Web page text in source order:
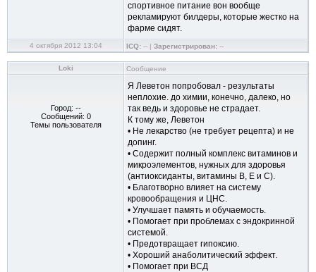
спортивное питание вон вообще
рекламируют билдеры, которые жестко на
фарме сидят.
4 октября 2012 13:04 ICQ: -- | Зарегистрирован: --
Loki Сообщение
Город: --
Сообщений: 0
Темы пользователя
Я Леветон попробовал - результаты
неплохие. до химии, конечно, далеко, но
так ведь и здоровье не страдает.
К тому же, Леветон
• Не лекарство (не требует рецепта) и не
допинг.
• Содержит полный комплекс витаминов и
микроэлементов, нужных для здоровья
(антиоксиданты, витамины В, Е и С).
• Благотворно влияет на систему
кровообращения и ЦНС.
• Улучшает память и обучаемость.
• Помогает при проблемах с эндокринной
системой.
• Предотвращает гипоксию.
• Хороший анаболитический эффект.
• Помогает при ВСД